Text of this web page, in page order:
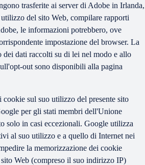
trasferite ai server di Adobe in Irlanda,
del sito Web, compilare rapporti
le informazioni potrebbero, ove
impostazione del browser. La
dei dati raccolti su di lei nel modo e allo
out sono disponibili alla pagina
sul suo utilizzo del presente sito
per gli stati membri dell'Unione
solo in casi eccezionali. Google utilizza
al suo utilizzo e a quello di Internet nei
la memorizzazione dei cookie
Web (compreso il suo indirizzo IP)